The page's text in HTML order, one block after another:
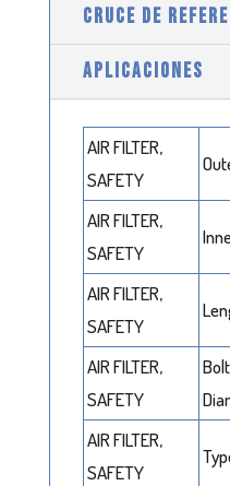
CRUCE DE
APLICACIONES
AIR FILTER,
SAFETY
AIR FILTER,
SAFETY
AIR FILTER,
SAFETY
AIR FILTER,
SAFETY
AIR FILTER,
SAFETY